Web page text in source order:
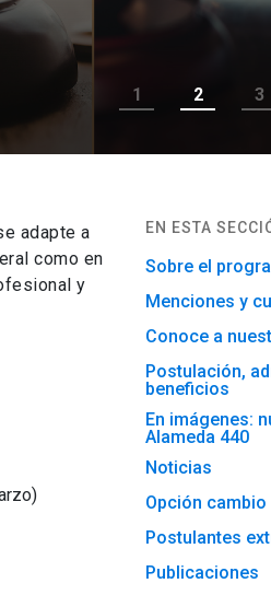
1 2 3
adapte a
como en
y
EN ESTA
Sobre el
Menciones y
Conoce a
Postulación,
beneficios
En imágenes:
Alameda 440
Noticias
Opción
Postulantes
Publicaciones